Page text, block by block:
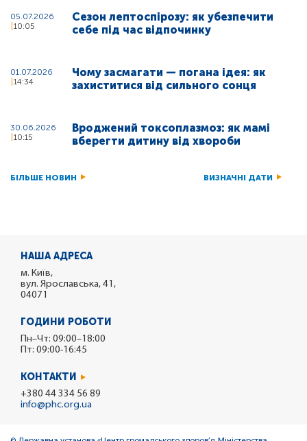
05.07.2026
10:05
Сезон лептоспірозу: як убезпечити
себе під час відпочинку
01.07.2026
14:34
Чому засмагати — погана ідея: як
захиститися від сильного сонця
30.06.2026
10:15
Вроджений токсоплазмоз: як мамі
вберегти дитину від хвороби
БІЛЬШЕ НОВИН ВИЗНАЧНІ ДАТИ
НАША АДРЕСА
м. Київ,
вул. Ярославська, 41,
04071
ГОДИНИ РОБОТИ
Пн–Чт: 09:00–18:00
Пт: 09:00-16:45
КОНТАКТИ
+380 44 334 56 89
info@phc.org.ua